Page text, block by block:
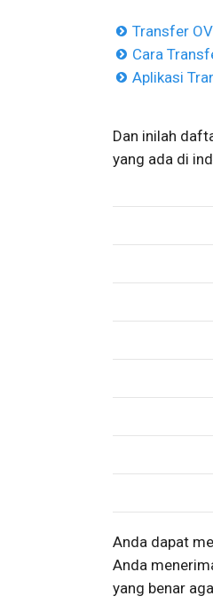
Transfer
Cara
Aplikasi
Dan inilah
yang ada di
Anda dapat
Anda
yang benar